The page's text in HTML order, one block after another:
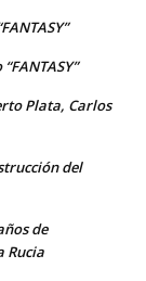
Plata, Carlos
del
de
Rucia